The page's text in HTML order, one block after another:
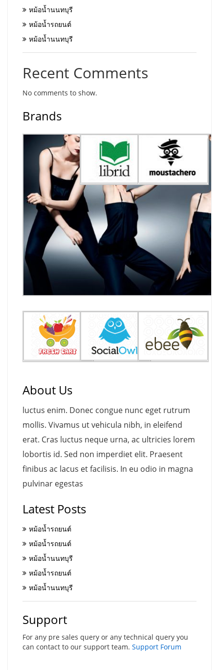
หม้อน้ำนนทบุรี
หม้อน้ำรถยนต์
หม้อน้ำนนทบุรี
Recent Comments
No comments to show.
Brands
About Us
luctus enim. Donec congue nunc eget rutrum
mollis. Vivamus ut vehicula nibh, in eleifend
erat. Cras luctus neque urna, ac ultricies lorem
lobortis id. Sed non imperdiet elit. Praesent
finibus ac lacus et facilisis. In eu odio in magna
pulvinar egestas
Latest Posts
หม้อน้ำรถยนต์
หม้อน้ำรถยนต์
หม้อน้ำนนทบุรี
หม้อน้ำรถยนต์
หม้อน้ำนนทบุรี
Support
For any pre sales query or any technical query you
can contact to our support team. Support Forum